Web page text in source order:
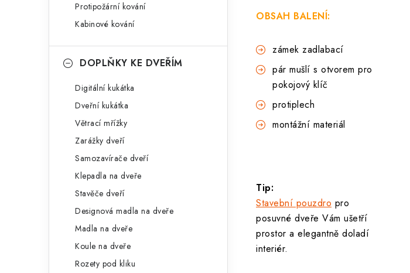
Protipožární kování
Kabinové kování
DOPLŇKY KE DVEŘÍM
Digitální kukátka
Dveřní kukátka
Větrací mřížky
Zarážky dveří
Samozavírače dveří
Klepadla na dveře
Stavěče dveří
Designová madla na dveře
Madla na dveře
Koule na dveře
Rozety pod kliku
OBSAH BALENÍ:
zámek zadlabací
pár mušlí s otvorem pro
pokojový klíč
protiplech
montážní materiál
Tip:
Stavební pouzdro pro
posuvné dveře Vám ušetří
prostor a elegantně doladí
interiér.